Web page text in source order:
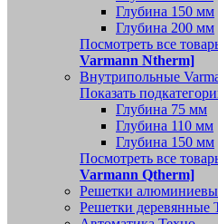
Глубина 150 мм
Глубина 200 мм
Посмотреть все
Varmann Ntherm]
Внутрипольные
Показать
Глубина 75 мм
Глубина 110 мм
Глубина 150 мм
Посмотреть все
Varmann Qtherm]
Решетки
Решетки деревянные